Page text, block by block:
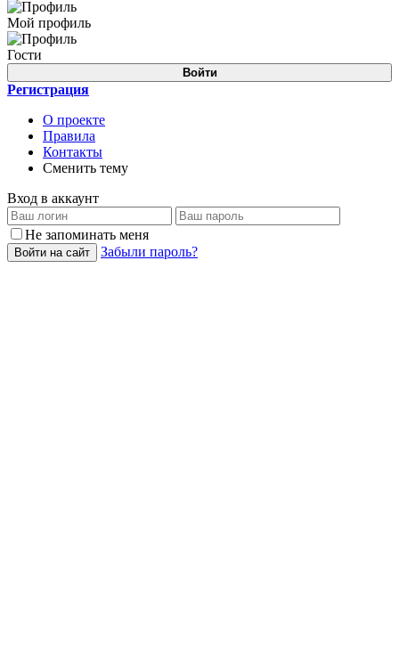
Мой профиль
Гости
Войти
Регистрация
О проекте
Правила
Контакты
Сменить тему
Вход в аккаунт
Не запоминать меня
Войти на сайт Забыли пароль?